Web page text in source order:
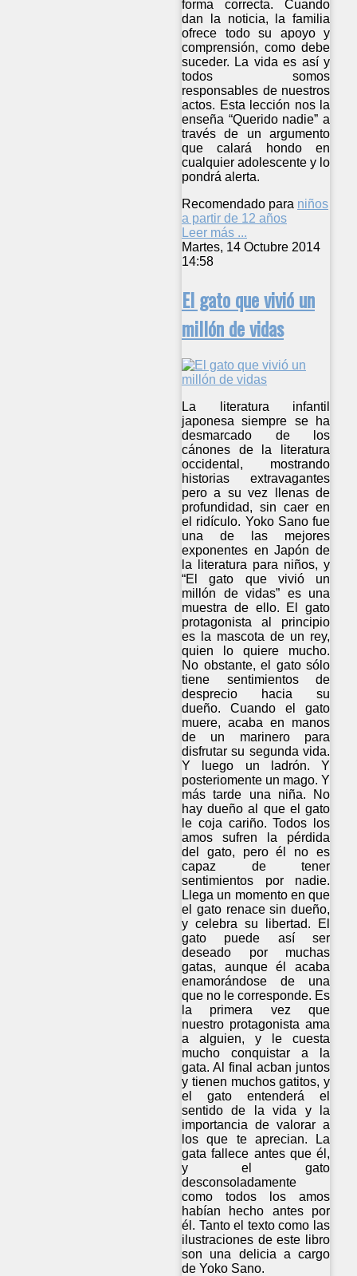
forma correcta. Cuando
dan la noticia, la familia
ofrece todo su apoyo y
comprensión, como debe
suceder. La vida es así y
todos somos
responsables de nuestros
actos. Esta lección nos la
enseña “Querido nadie” a
través de un argumento
que calará hondo en
cualquier adolescente y lo
pondrá alerta.
Recomendado para niños
a partir de 12 años
Leer más ...
Martes, 14 Octubre 2014
14:58
El gato que vivió un
millón de vidas
La literatura infantil
japonesa siempre se ha
desmarcado de los
cánones de la literatura
occidental, mostrando
historias extravagantes
pero a su vez llenas de
profundidad, sin caer en
el ridículo. Yoko Sano fue
una de las mejores
exponentes en Japón de
la literatura para niños, y
“El gato que vivió un
millón de vidas” es una
muestra de ello. El gato
protagonista al principio
es la mascota de un rey,
quien lo quiere mucho.
No obstante, el gato sólo
tiene sentimientos de
desprecio hacia su
dueño. Cuando el gato
muere, acaba en manos
de un marinero para
disfrutar su segunda vida.
Y luego un ladrón. Y
posteriomente un mago. Y
más tarde una niña. No
hay dueño al que el gato
le coja cariño. Todos los
amos sufren la pérdida
del gato, pero él no es
capaz de tener
sentimientos por nadie.
Llega un momento en que
el gato renace sin dueño,
y celebra su libertad. El
gato puede así ser
deseado por muchas
gatas, aunque él acaba
enamorándose de una
que no le corresponde. Es
la primera vez que
nuestro protagonista ama
a alguien, y le cuesta
mucho conquistar a la
gata. Al final acban juntos
y tienen muchos gatitos, y
el gato entenderá el
sentido de la vida y la
importancia de valorar a
los que te aprecian. La
gata fallece antes que él,
y el gato
desconsoladamente
como todos los amos
habían hecho antes por
él. Tanto el texto como las
ilustraciones de este libro
son una delicia a cargo
de Yoko Sano.